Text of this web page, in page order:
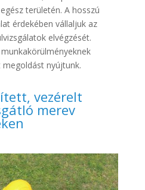
területén. A hosszú
érdekében vállaljuk az
elvégzését.
nyújtunk.
vezérelt
merev